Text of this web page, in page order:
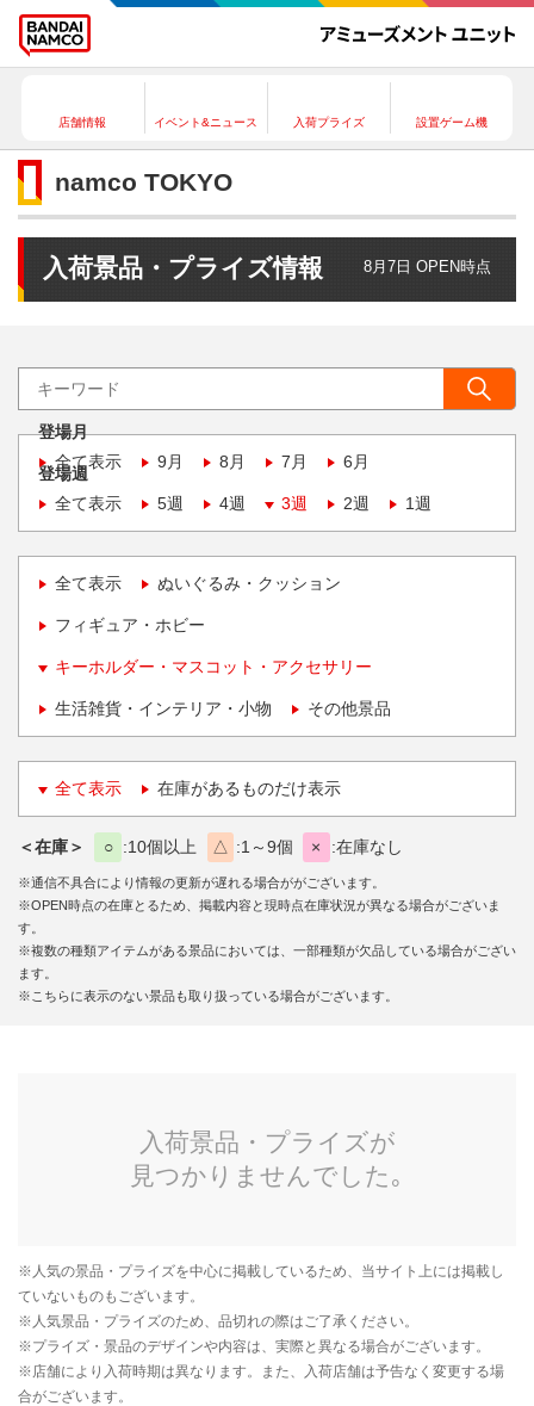
店舗情報 イベント&ニュース 入荷プライズ 設置ゲーム機
namco TOKYO
入荷景品・プライズ情報 8月7日 OPEN時点
登場月
全て表示
9月 8月 7月 6月
登場週
全て表示
5週 4週 3週 2週 1週
全て表示 ぬいぐるみ・クッション
フィギュア・ホビー
キーホルダー・マスコット・アクセサリー
生活雑貨・インテリア・小物 その他景品
全て表示 在庫があるものだけ表示
＜在庫＞ ○ 10個以上 △ 1～9個 × 在庫なし
※通信不具合により情報の更新が遅れる場合ががございます。
※OPEN時点の在庫とるため、掲載内容と現時点在庫状況が異なる場合がございま
す。
※複数の種類アイテムがある景品においては、一部種類が欠品している場合がござい
ます。
※こちらに表示のない景品も取り扱っている場合がございます。